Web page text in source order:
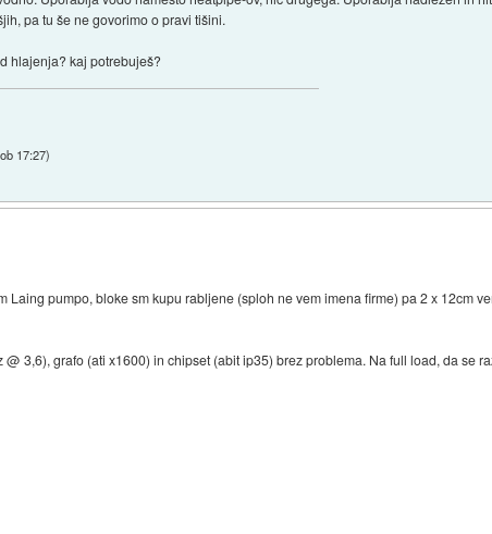
pa tu še ne govorimo o pravi tišini.
hlajenja? kaj potrebuješ?
17:27)
Laing pumpo, bloke sm kupu rabljene (sploh ne vem imena firme) pa 2 x 12cm
3,6), grafo (ati x1600) in chipset (abit ip35) brez problema. Na full load, da se